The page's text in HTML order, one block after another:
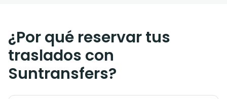
¿Por qué reservar tus
traslados con
Suntransfers?